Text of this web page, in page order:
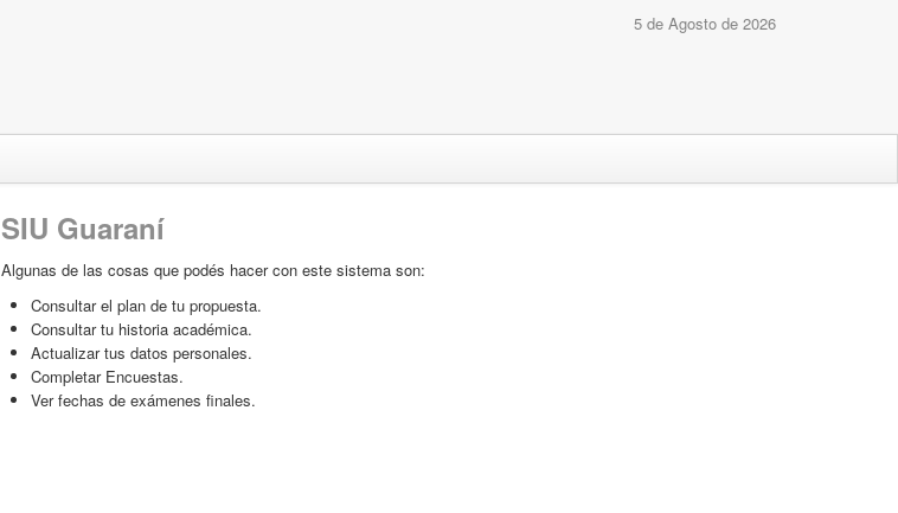
5 de Agosto de 2026
SIU Guaraní
Algunas de las cosas que podés hacer con este sistema son:
Consultar el plan de tu propuesta.
Consultar tu historia académica.
Actualizar tus datos personales.
Completar Encuestas.
Ver fechas de exámenes finales.